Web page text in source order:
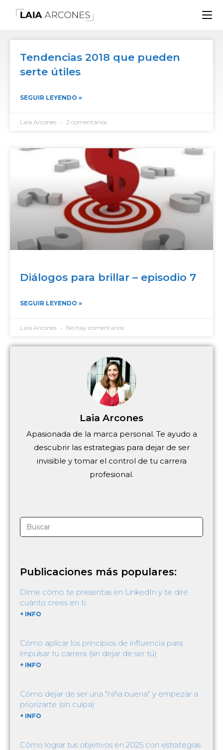
Tendencias 2018 que pueden
serte útiles
SEGUIR LEYENDO »
Laia Arcones 2 comentarios
Diálogos para brillar – episodio 7
SEGUIR LEYENDO »
Laia Arcones No hay comentarios
Laia Arcones
Apasionada de la marca personal. Te ayudo a
descubrir las estrategias para dejar de ser
invisible y tomar el control de tu carrera
profesional.
Publicaciones más populares:
Dime cómo te presentas en LinkedIn y te diré
cuánto crees en ti.
+ INFO
Cómo aplicar los principios de influencia para
impulsar tu carrera (sin dejar de ser tú)
+ INFO
Cómo dejar de ser una “niña buena” y empezar a
priorizarte (sin culpa)
+ INFO
Cómo lograr tus objetivos en 2025 con estrategias